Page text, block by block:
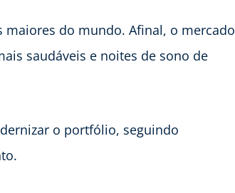
maiores do mundo. Afinal, o mercado
saudáveis e noites de sono de
o portfólio, seguindo